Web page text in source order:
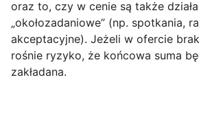
oraz to, czy w cenie są także
„okołozadaniowe” (np. spotkania,
akceptacyjne). Jeżeli w ofercie
rośnie ryzyko, że końcowa suma
zakładana.